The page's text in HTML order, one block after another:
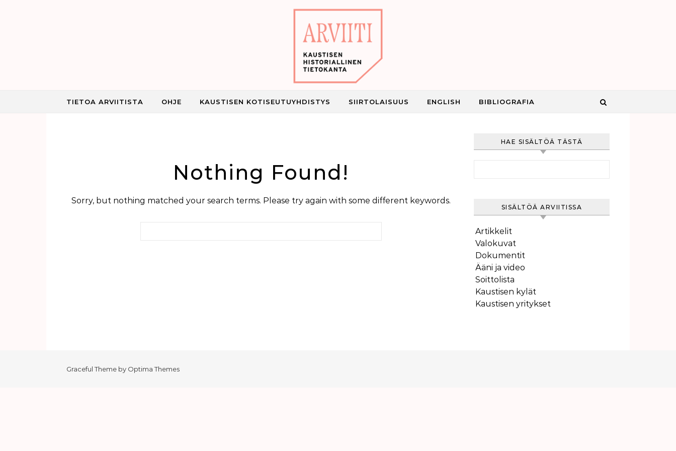
Kaustisen historiallinen tietokanta
TIETOA ARVIITISTA OHJE KAUSTISEN KOTISEUTUYHDISTYS SIIRTOLAISUUS ENGLISH BIBLIOGRAFIA
Nothing Found!
Sorry, but nothing matched your search terms. Please try again with some different keywords.
HAE SISÄLTÖÄ TÄSTÄ
SISÄLTÖÄ ARVIITISSA
Artikkelit
Valokuvat
Dokumentit
Ääni ja video
Soittolista
Kaustisen kylät
Kaustisen yritykset
Graceful Theme by Optima Themes